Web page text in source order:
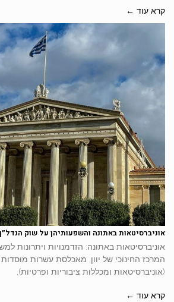
קרא עוד ←
אוניברסיטאות באתונה והשפעותיהן על שוק הנדל״ן
אוניברסיטאות באתונה: הזדמנויות ויתרונות
המרכז החינוכי של יוון, מאכלסת עשרות
(אוניברסיטאות ומכללות ציבוריות ופרטיות),
קרא עוד ←